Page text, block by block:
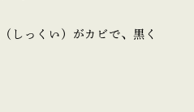
しっくい）がカビで、黒く